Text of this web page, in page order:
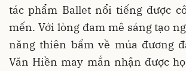
tác phẩm Ballet nổi tiếng được
mến. Với lòng đam mê sáng tạo
năng thiên bẩm về múa đương
Văn Hiền may mắn nhận được